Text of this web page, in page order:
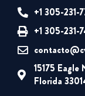
+1 305-231-
+1 305-231-
15175
Florida